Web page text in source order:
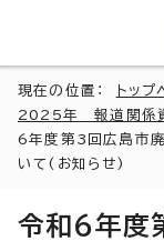
現在の位置： トップ
2025年 報道関係
6年度第3回広島市
いて(お知らせ)
令和6年度